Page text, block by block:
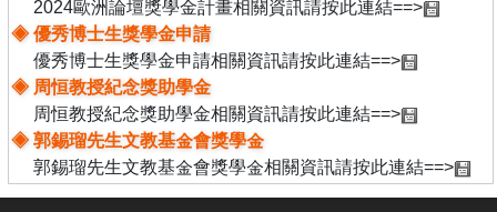
2024歐洲論壇獎學金計畫相關資訊請按此連結==>
◈ 優秀博士生獎學金申請
優秀博士生獎學金申請相關資訊請按此連結==>
◈ 周恒教授紀念獎助學金
周恒教授紀念獎助學金相關資訊請按此連結==>
◈ 郭錫瑠先生文教基金會獎學金
郭錫瑠先生文教基金會獎學金相關資訊請按此連結==>